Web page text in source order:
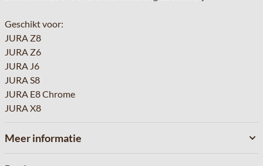
Geschikt voor:
JURA Z8
JURA Z6
JURA J6
JURA S8
JURA E8 Chrome
JURA X8
Meer informatie